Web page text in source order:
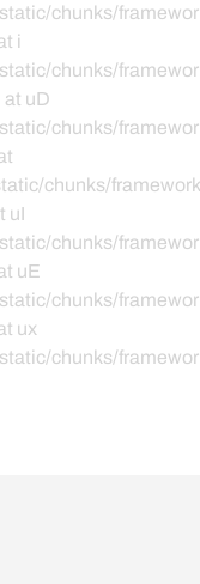
chunks/
i
chunks/
uD
chunks/
chunks/
uI
chunks/
uE
chunks/
ux
chunks/